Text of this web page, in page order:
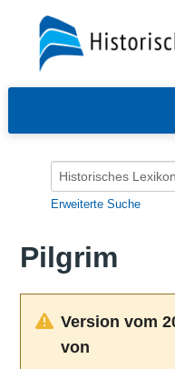
Erweiterte Suche
Pilgrim
Version vom
von